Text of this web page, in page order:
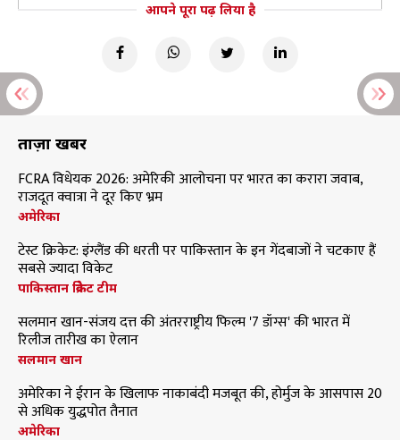
आपने पूरा पढ़ लिया है
ताज़ा खबरें
FCRA विधेयक 2026: अमेरिकी आलोचना पर भारत का करारा जवाब,
राजदूत क्वात्रा ने दूर किए भ्रम
अमेरिका
टेस्ट क्रिकेट: इंग्लैंड की धरती पर पाकिस्तान के इन गेंदबाजों ने चटकाए हैं
सबसे ज्यादा विकेट
पाकिस्तान क्रिकेट टीम
सलमान खान-संजय दत्त की अंतरराष्ट्रीय फिल्म '7 डॉग्स' की भारत में
रिलीज तारीख का ऐलान
सलमान खान
अमेरिका ने ईरान के खिलाफ नाकाबंदी मजबूत की, होर्मुज के आसपास 20
से अधिक युद्धपोत तैनात
अमेरिका